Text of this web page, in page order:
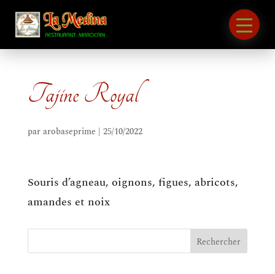
Tajine Royal
pararobaseprime | 25/10/2022
Souris d’agneau, oignons, figues, abricots,
amandes et noix